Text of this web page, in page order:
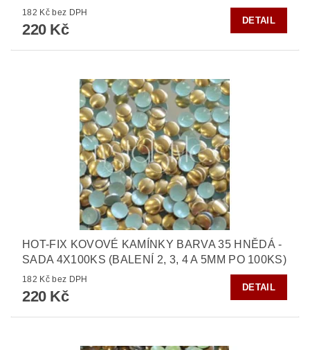
182 Kč bez DPH
220 Kč
DETAIL
HOT-FIX KOVOVÉ KAMÍNKY BARVA 35 HNĚDÁ -
SADA 4X100KS (BALENÍ 2, 3, 4 A 5MM PO 100KS)
182 Kč bez DPH
220 Kč
DETAIL